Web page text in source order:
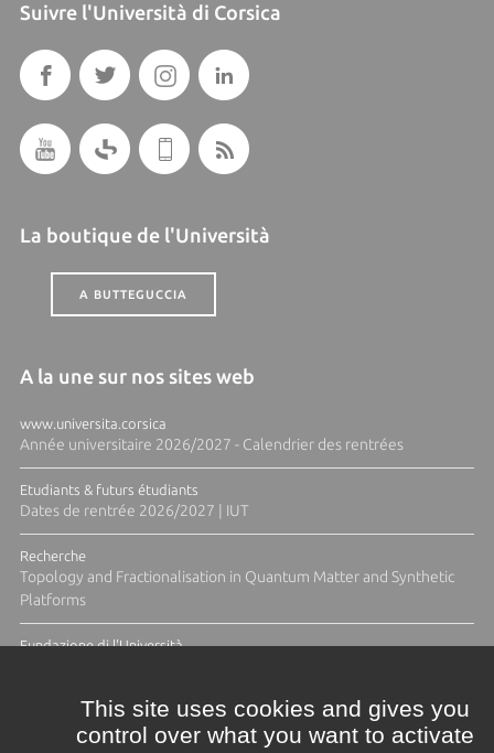
Suivre l'Università di Corsica
La boutique de l'Università
A BUTTEGUCCIA
A la une sur nos sites web
www.universita.corsica
Année universitaire 2026/2027 - Calendrier des rentrées
Etudiants & futurs étudiants
Dates de rentrée 2026/2027 | IUT
Recherche
Topology and Fractionalisation in Quantum Matter and Synthetic
Platforms
Fundazione di l'Università
This site uses cookies and gives you
control over what you want to activate